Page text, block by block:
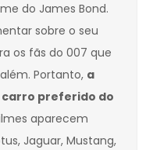
do James Bond.
sobre o seu
os fãs do 007 que
Portanto, a
carro preferido do
aparecem
Jaguar, Mustang,